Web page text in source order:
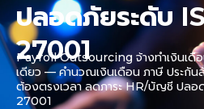
ปลอดภัยระดับ
27001
Payroll Outsourcing จ้างทำเงินเดื
เดียว — คำนวณเงินเดือน ภาษี ประกั
ต้องตรงเวลา ลดภาระ HR/บัญชี ปลอ
27001